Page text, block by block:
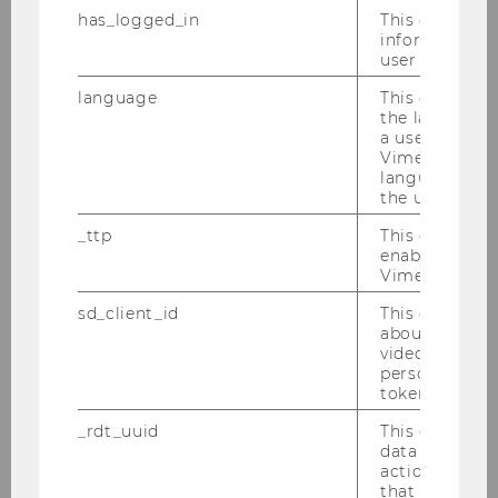
Stv. Gerald Reiner
Stv. Roman Brandtweiner
Stv. Bernadette Kamleitner
has_logged_in
This cookie
information
user has
language
This cookie
the
a user. This
Vimeo
language
the user.
_ttp
This cookie
enable the
Vimeo video
sd_client_id
This cookie
about the
video
personal
token
_rdt_uuid
This cookie
data about
actions on
that have a